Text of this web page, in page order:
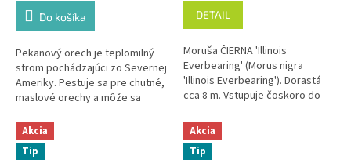
Do košíka
Pekanový orech je teplomilný
strom pochádzajúci zo Severnej
Ameriky. Pestuje sa pre chutné,
maslové orechy a môže sa
dožiť aj viac než100 rokov. V
našich podmienkach sa dá
pestovať, ale potrebuje vhodné
miesto a trpezlivosť.
DETAIL
Moruša ČIERNA 'Illinois
Everbearing' (Morus nigra
'Illinois Everbearing'). Dorastá
cca 8 m. Vstupuje čoskoro do
plodnosti.Šťavnaté plody
vhodné na priamy konzum aj na
spracovanie na kompóty,
marmelády, šťavy a pod.
Akcia
Tip
Akcia
Tip